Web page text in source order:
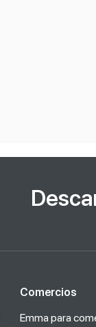
Comercios
Emma para